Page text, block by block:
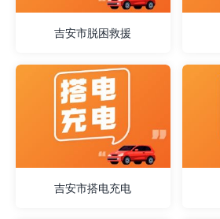
吉安市脱困救援
吉安市搭电充电